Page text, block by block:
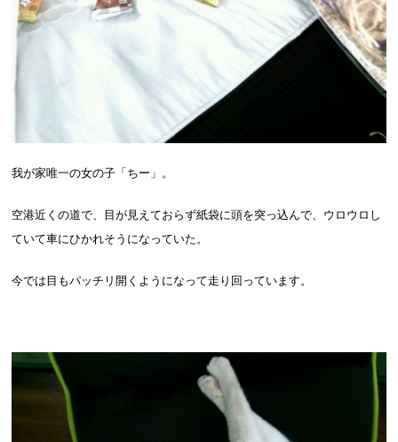
我が家唯一の女の子「ちー」。
空港近くの道で、目が見えておらず紙袋に頭を突っ込んで、ウロウロし
ていて車にひかれそうになっていた。
今では目もパッチリ開くようになって走り回っています。